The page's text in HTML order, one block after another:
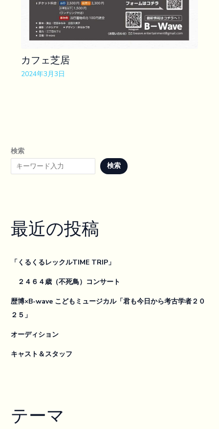
カフェ芝居
2024年3月3日
検索
検索
最近の投稿
「くるくるレックルTIME TRIP」
２４６４歳（不死鳥）コンサート
歴博×B-wave こどもミュージカル「君も今日から考古学者２０
２５」
オーディション
キャスト＆スタッフ
テーマ